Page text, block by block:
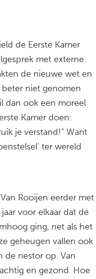
de Eerste Kamer
met externe
de nieuwe wet en
beter niet genomen
dan ook een moreel
Kamer doen:
je verstand!” Want
ter wereld
Rooijen eerder met
voor elkaar dat de
ging, net als het
geheugen vallen ook
de nestor op. Van
en gezond. Hoe